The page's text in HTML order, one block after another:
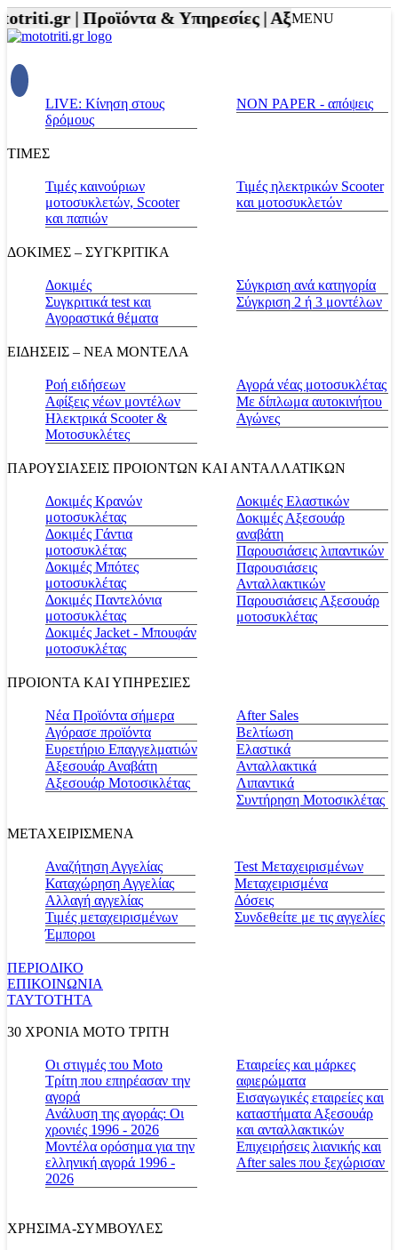
| Προϊόντα & Υπηρεσίες | Αξεσουάρ
MENU
LIVE: Κίνηση στους
δρόμους
NON PAPER - απόψεις
ΤΙΜΕΣ
Τιμές καινούριων
μοτοσυκλετών, Scooter
και παπιών
Τιμές ηλεκτρικών Scooter
και μοτοσυκλετών
ΔΟΚΙΜΕΣ – ΣΥΓΚΡΙΤΙΚΑ
Δοκιμές
Συγκριτικά test και
Αγοραστικά θέματα
Σύγκριση ανά κατηγορία
Σύγκριση 2 ή 3 μοντέλων
ΕΙΔΗΣΕΙΣ – ΝΕΑ ΜΟΝΤΕΛΑ
Ροή ειδήσεων
Αφίξεις νέων μοντέλων
Ηλεκτρικά Scooter &
Μοτοσυκλέτες
Αγορά νέας μοτοσυκλέτας
Με δίπλωμα αυτοκινήτου
Αγώνες
ΠΑΡΟΥΣΙΑΣΕΙΣ ΠΡΟΙΟΝΤΩΝ ΚΑΙ ΑΝΤΑΛΛΑΤΙΚΩΝ
Δοκιμές Κρανών
μοτοσυκλέτας
Δοκιμές Γάντια
μοτοσυκλέτας
Δοκιμές Μπότες
μοτοσυκλέτας
Δοκιμές Παντελόνια
μοτοσυκλέτας
Δοκιμές Jacket - Μπουφάν
μοτοσυκλέτας
Δοκιμές Ελαστικών
Δοκιμές Αξεσουάρ
αναβάτη
Παρουσιάσεις λιπαντικών
Παρουσιάσεις
Ανταλλακτικών
Παρουσιάσεις Αξεσουάρ
μοτοσυκλέτας
ΠΡΟΙΟΝΤΑ ΚΑΙ ΥΠΗΡΕΣΙΕΣ
Νέα Προϊόντα σήμερα
Αγόρασε προϊόντα
Ευρετήριο Επαγγελματιών
Αξεσουάρ Αναβάτη
Αξεσουάρ Μοτοσικλέτας
Αfter Sales
Βελτίωση
Ελαστικά
Ανταλλακτικά
Λιπαντικά
Συντήρηση Μοτοσικλέτας
ΜΕΤΑΧΕΙΡΙΣΜΕΝΑ
Αναζήτηση Αγγελίας
Καταχώρηση Αγγελίας
Αλλαγή αγγελίας
Τιμές μεταχειρισμένων
Έμποροι
Test Μεταχειρισμένων
Μεταχειρισμένα
Δόσεις
Συνδεθείτε με τις αγγελίες
ΠΕΡΙΟΔΙΚΟ
ΕΠΙΚΟΙΝΩΝΙΑ
ΤΑΥΤΟΤΗΤΑ
30 ΧΡΟΝΙΑ MOTO ΤΡΙΤΗ
Οι στιγμές του Moto
Τρίτη που επηρέασαν την
αγορά
Ανάλυση της αγοράς: Οι
χρονιές 1996 - 2026
Μοντέλα ορόσημα για την
ελληνική αγορά 1996 -
2026
Εταιρείες και μάρκες
αφιερώματα
Εισαγωγικές εταιρείες και
καταστήματα Αξεσουάρ
και ανταλλακτικών
Επιχειρήσεις λιανικής και
After sales που ξεχώρισαν
ΧΡΗΣΙΜΑ-ΣΥΜΒΟΥΛΕΣ